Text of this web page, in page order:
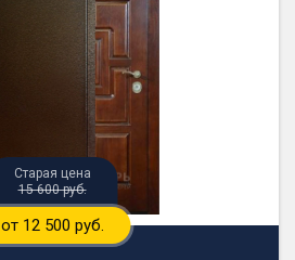
15 600 руб.
от 12 500 руб.